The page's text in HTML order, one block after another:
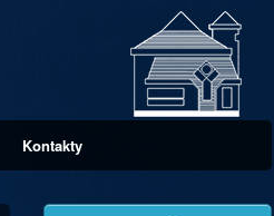
Kontakty